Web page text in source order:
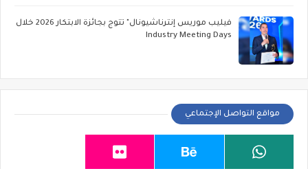
فيليب موريس إنترناشيونال" تتوج بجائزة الابتكار 2026 خلال
Industry Meeting Days
مواقع التواصل الإجتماعي